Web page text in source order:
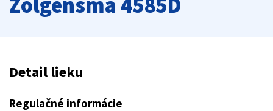
Detail lieku
Regulačné informácie